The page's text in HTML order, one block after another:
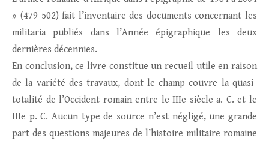
» (479-502) fait l’inventaire des documents concernant les
militaria publiés dans l’Année épigraphique les deux
dernières décennies.
En conclusion, ce livre constitue un recueil utile en raison
de la variété des travaux, dont le champ couvre la quasi-
totalité de l’Occident romain entre le IIIe siècle a. C. et le
IIIe p. C. Aucun type de source n’est négligé, une grande
part des questions majeures de l’histoire militaire romaine